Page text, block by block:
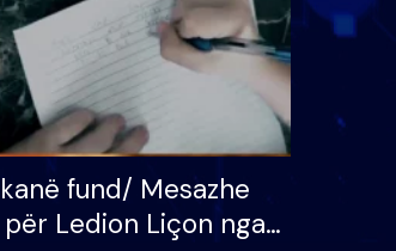
fund/ Mesazhe
Ledion Liçon nga